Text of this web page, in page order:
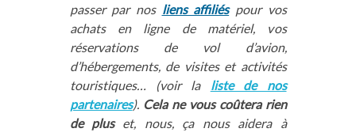
passer par nos liens affiliéspour vos
achats en ligne de matériel, vos
réservations de vol d’avion,
d’hébergements, de visites et activités
touristiques… (voir la liste de nos
partenaires). Cela ne vous coûtera rien
de pluset, nous, ça nous aidera à